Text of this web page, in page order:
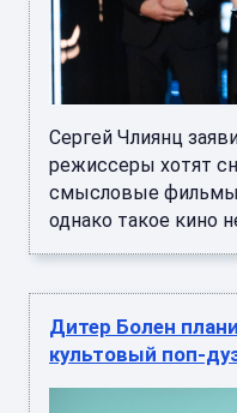
Сергей Члиянц
режиссеры хотят
смысловые фильмы,
однако такое кино
Дитер Болен
культовый поп-